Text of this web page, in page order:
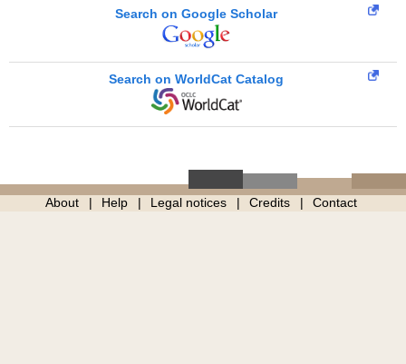
Search on Google Scholar
Search on WorldCat Catalog
About Help Legal notices Credits Contact